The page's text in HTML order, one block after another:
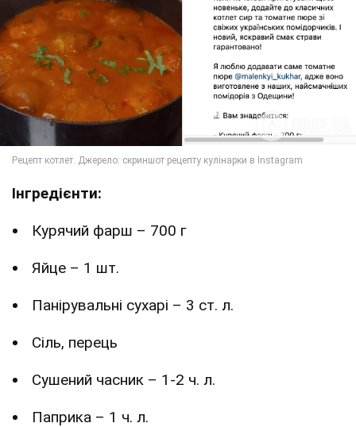
Інгредієнти:
Курячий фарш – 700 г
Яйце – 1 шт.
Панірувальні сухарі – 3 ст. л.
Сіль, перець
Сушений часник – 1-2 ч. л.
Паприка – 1 ч. л.